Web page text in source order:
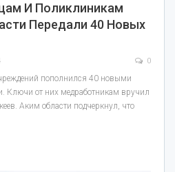
И Поликлиникам
Передали 40 Новых
0
пополнился 40 новыми
Ключи от них медработникам вручил
Аким области подчеркнул, что